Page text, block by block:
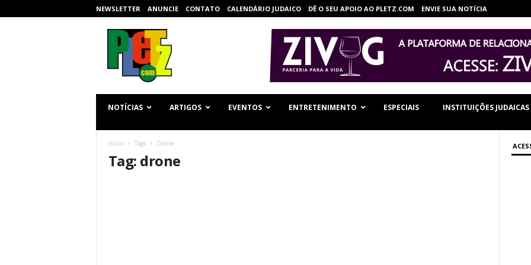
NEWSLETTER ANUNCIE CONTATO CALENDÁRIO JUDAICO DÊ O SEU APOIO AO PLETZ.COM ENVIE SUA NOTÍCIA
NOTÍCIAS ARTIGOS EVENTOS ENTRETENIMENTO ESPECIAIS INSTITUIÇÕES JUDAICAS
Início Tags Drone
Tag: drone